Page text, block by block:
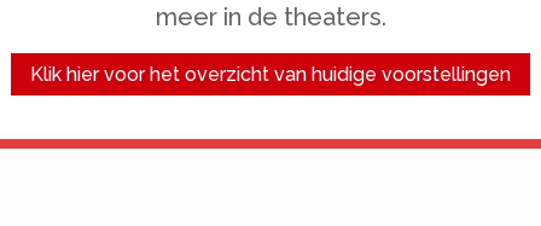
meer in de theaters.
Klik hier voor het overzicht van huidige voorstellingen